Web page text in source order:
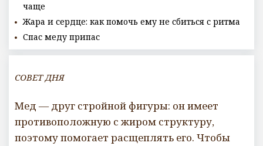
чаще
Жара и сердце: как помочь ему не сбиться с ритма
Спас меду припас
СОВЕТ ДНЯ
Мед — друг стройной фигуры: он имеет
противоположную с жиром структуру,
поэтому помогает расщеплять его. Чтобы